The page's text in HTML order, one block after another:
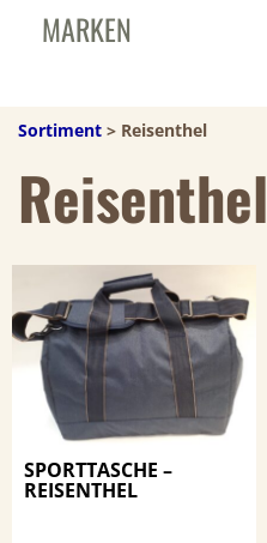
MARKEN
Sortiment > Reisenthel
Reisenthel
SPORTTASCHE –
REISENTHEL